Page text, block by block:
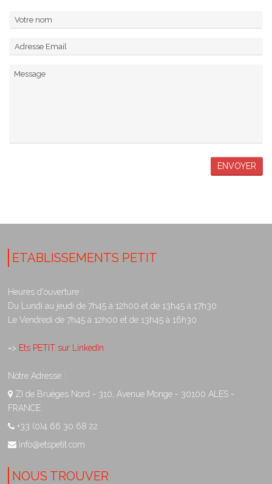
ETABLISSEMENTS PETIT
Heures d'ouverture :
Du Lundi au jeudi de 7h45 à 12h00 et de 13h45 à 17h30
Le Vendredi de 7h45 à 12h00 et de 13h45 à 16h30
=> Ets PETIT sur LinkedIn
Notre Adresse :
ZI de Bruèges Nord - 310, Avenue Monge - 30100 ALES -
FRANCE
+33 (0)4 66 30 68 22
info@etspetit.com
NOUS TROUVER